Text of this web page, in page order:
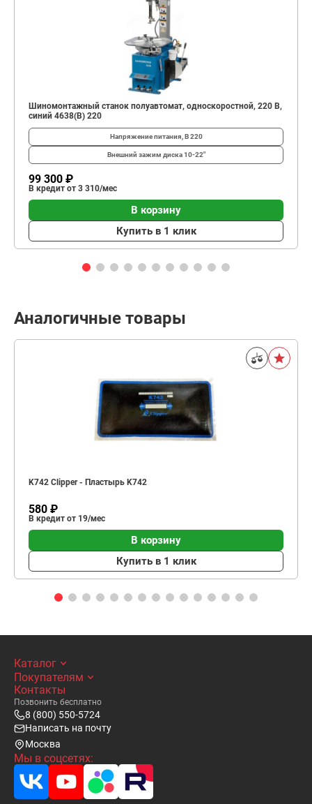
Шиномонтажный станок полуавтомат, односкоростной, 220 В,
синий 4638(B) 220
Напряжение питания, В220
Внешний зажим диска10-22"
99 300 ₽
В кредит от 3 310/мес
В корзину
Купить в 1 клик
Аналогичные товары
K742 Clipper - Пластырь K742
580 ₽
В кредит от 19/мес
В корзину
Купить в 1 клик
Каталог
Покупателям
Контакты
Позвонить бесплатно
8 (800) 550-5724
Написать на почту
Москва
Мы в соцсетях: